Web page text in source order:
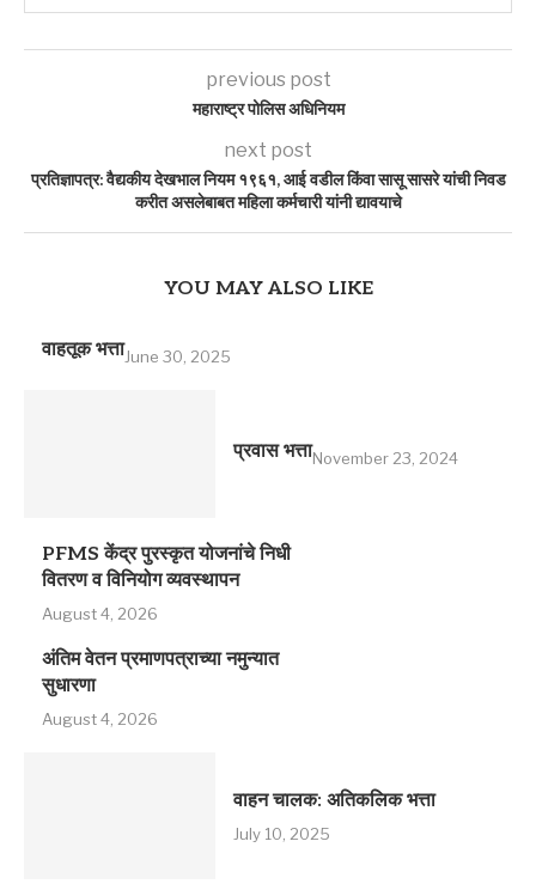
previous post
महाराष्ट्र पोलिस अधिनियम
next post
प्रतिज्ञापत्र: वैद्यकीय देखभाल नियम १९६१, आई वडील किंवा सासू सासरे यांची निवड
करीत असलेबाबत महिला कर्मचारी यांनी द्यावयाचे
YOU MAY ALSO LIKE
वाहतूक भत्ताJune 30, 2025
प्रवास भत्ताNovember 23, 2024
PFMS केंद्र पुरस्कृत योजनांचे निधी
वितरण व विनियोग व्यवस्थापन
August 4, 2026
अंतिम वेतन प्रमाणपत्राच्या नमुन्यात
सुधारणा
August 4, 2026
वाहन चालक: अतिकलिक भत्ता
July 10, 2025